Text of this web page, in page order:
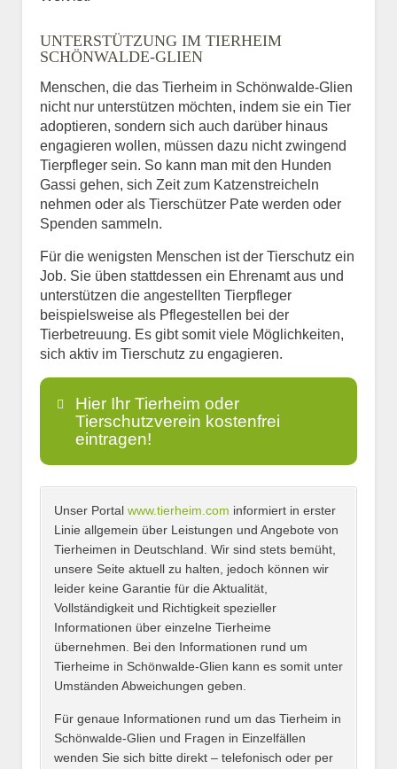
UNTERSTÜTZUNG IM TIERHEIM
SCHÖNWALDE-GLIEN
Menschen, die das Tierheim in Schönwalde-Glien
nicht nur unterstützen möchten, indem sie ein Tier
adoptieren, sondern sich auch darüber hinaus
engagieren wollen, müssen dazu nicht zwingend
Tierpfleger sein. So kann man mit den Hunden
Gassi gehen, sich Zeit zum Katzenstreicheln
nehmen oder als Tierschützer Pate werden oder
Spenden sammeln.
Für die wenigsten Menschen ist der Tierschutz ein
Job. Sie üben stattdessen ein Ehrenamt aus und
unterstützen die angestellten Tierpfleger
beispielsweise als Pflegestellen bei der
Tierbetreuung. Es gibt somit viele Möglichkeiten,
sich aktiv im Tierschutz zu engagieren.
Hier Ihr Tierheim oder
Tierschutzverein kostenfrei
eintragen!
Name*
E-Mail*
Name des Tierheims*
Unser Portal www.tierheim.com informiert in erster
Linie allgemein über Leistungen und Angebote von
Tierheimen in Deutschland. Wir sind stets bemüht,
unsere Seite aktuell zu halten, jedoch können wir
leider keine Garantie für die Aktualität,
Vollständigkeit und Richtigkeit spezieller
Informationen über einzelne Tierheime
übernehmen. Bei den Informationen rund um
Tierheime in Schönwalde-Glien kann es somit unter
Umständen Abweichungen geben.
Für genaue Informationen rund um das Tierheim in
Schönwalde-Glien und Fragen in Einzelfällen
wenden Sie sich bitte direkt – telefonisch oder per